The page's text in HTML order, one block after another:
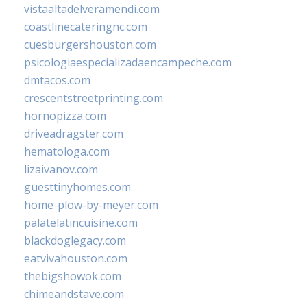
vistaaltadelveramendi.com
coastlinecateringnc.com
cuesburgershouston.com
psicologiaespecializadaencampeche.com
dmtacos.com
crescentstreetprinting.com
hornopizza.com
driveadragster.com
hematologa.com
lizaivanov.com
guesttinyhomes.com
home-plow-by-meyer.com
palatelatincuisine.com
blackdoglegacy.com
eatvivahouston.com
thebigshowok.com
chimeandstave.com